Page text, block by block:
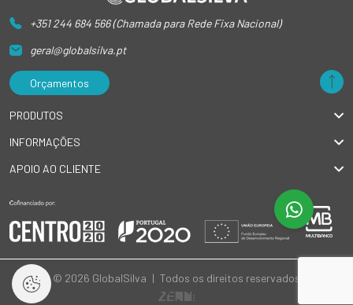
+351 244 684 566 (Chamada para Rede Fixa Nacional)
geral@globalsilva.pt
Orçamentos
PRODUTOS
INFORMAÇÕES
APOIO AO CLIENTE
© 2026 GlobalSilva | Todos os direitos reservados